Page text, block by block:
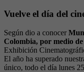
Vuelve el día del
Según dio a conocer
Colombia, por medio
Exhibición
El año ha superado
único, todo el día lunes